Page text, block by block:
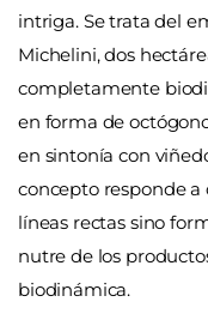
intriga. Se trata del
Michelini, dos
completamente
en forma de
en sintonía con
concepto responde a
líneas rectas sino
nutre de los
biodinámica.